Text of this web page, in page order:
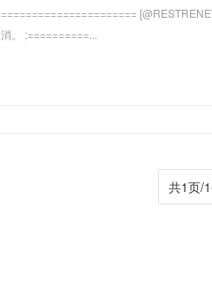
======================
消。 ;==========...
共1页/